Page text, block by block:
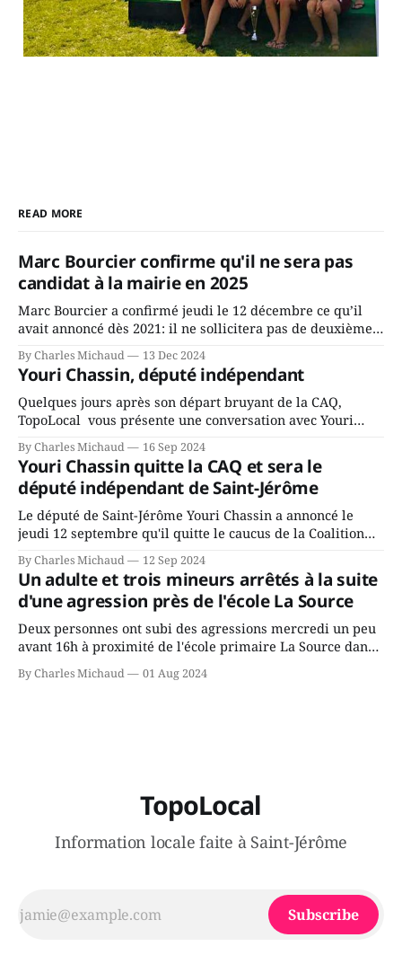
READ MORE
Marc Bourcier confirme qu'il ne sera pas
candidat à la mairie en 2025
Marc Bourcier a confirmé jeudi le 12 décembre ce qu’il
avait annoncé dès 2021: il ne sollicitera pas de deuxième
fait l’annonce en s’adressant aux employés de la ville,
rassemblés en soirée pour leur traditionnel souper
By Charles Michaud 13 Dec 2024
Youri Chassin, député indépendant
Quelques jours après son départ bruyant de la CAQ,
TopoLocal vous présente une conversation avec Youri
depuis longtemps? Sera-t-il candidat indépendant dans 2
ans? Joindrait-il un autre parti, par exemple les
conservateurs d’Éric Duhaime? Que lui
By Charles Michaud 16 Sep 2024
Youri Chassin quitte la CAQ et sera le
député indépendant de Saint-Jérôme
Le député de Saint-Jérôme Youri Chassin a annoncé le
jeudi 12 septembre qu'il quitte le caucus de la Coalition
gouvernement de la CAQ, surtout de son incapacité, qu'il
juge chronique, à offrir des
By Charles Michaud 12 Sep 2024
Un adulte et trois mineurs arrêtés à la suite
d'une agression près de l'école La Source
Deux personnes ont subi des agressions mercredi un peu
avant 16h à proximité de l'école primaire La Source dans
victimes aurait été écrasée sous un véhicule et aspergée
By Charles Michaud 01 Aug 2024
TopoLocal
Information locale faite à Saint-Jérôme
Subscribe